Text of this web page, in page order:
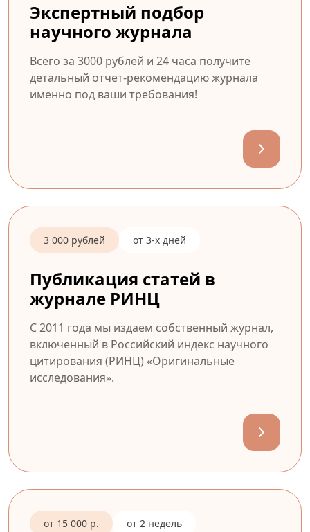
Экспертный подбор
научного журнала
Всего за 3000 рублей и 24 часа получите
детальный отчет-рекомендацию журнала
именно под ваши требования!
3 000 рублей от 3-х дней
Публикация статей в
журнале РИНЦ
С 2011 года мы издаем собственный журнал,
включенный в Российский индекс научного
цитирования (РИНЦ) «Оригинальные
исследования».
от 15 000 р. от 2 недель